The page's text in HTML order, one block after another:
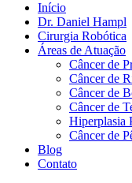
Início
Dr. Daniel Hampl
Cirurgia Robótica
Áreas de Atuação
Câncer de
Câncer de
Câncer de
Câncer de
Hiperplasia
Câncer de
Blog
Contato